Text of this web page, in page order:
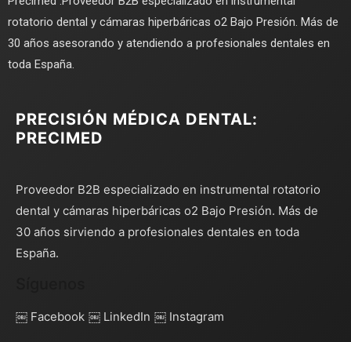
rotatorio dental y cámaras hiperbáricas o2 Bajo Presión. Más de
30 años asesorando y atendiendo a profesionales dentales en
toda España.
PRECISIÓN MÉDICA DENTAL:
PRECIMED
Proveedor B2B especializado en instrumental rotatorio
dental y cámaras hiperbáricas o2 Bajo Presión. Más de
30 años sirviendo a profesionales dentales en toda
España.
￼ Facebook ￼ LinkedIn ￼ Instagram